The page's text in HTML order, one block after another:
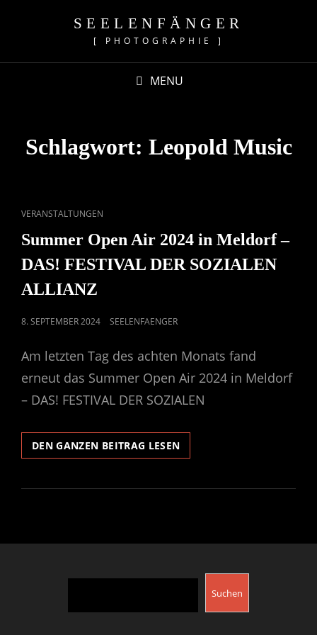
SEELENFÄNGER
[ PHOTOGRAPHIE ]
MENU
Schlagwort: Leopold Music
CAT
LINKS
VERANSTALTUNGEN
Summer Open Air 2024 in Meldorf –
DAS! FESTIVAL DER SOZIALEN
ALLIANZ
POSTED
8. SEPTEMBER 2024 SEELENFAENGER
Am letzten Tag des achten Monats fand
erneut das Summer Open Air 2024 in Meldorf
– DAS! FESTIVAL DER SOZIALEN
DEN GANZEN BEITRAG LESENSUMMER
OPEN
2024
DER
SOZIALEN
ALLIANZ
Suchen